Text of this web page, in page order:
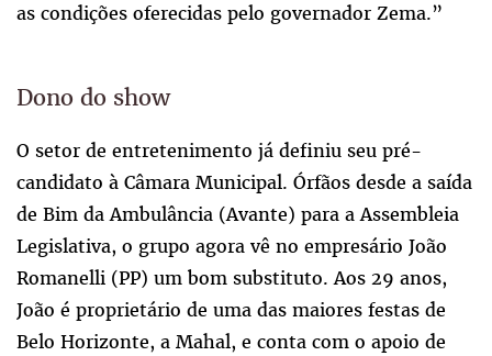
as condições oferecidas pelo governador Zema.”
Dono do show
O setor de entretenimento já definiu seu pré-
candidato à Câmara Municipal. Órfãos desde a saída
de Bim da Ambulância (Avante) para a Assembleia
Legislativa, o grupo agora vê no empresário João
Romanelli (PP) um bom substituto. Aos 29 anos,
João é proprietário de uma das maiores festas de
Belo Horizonte, a Mahal, e conta com o apoio de